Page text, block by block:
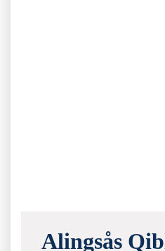
Alingsås